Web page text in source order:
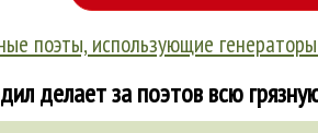
поэты, использующие
делает за поэтов всю